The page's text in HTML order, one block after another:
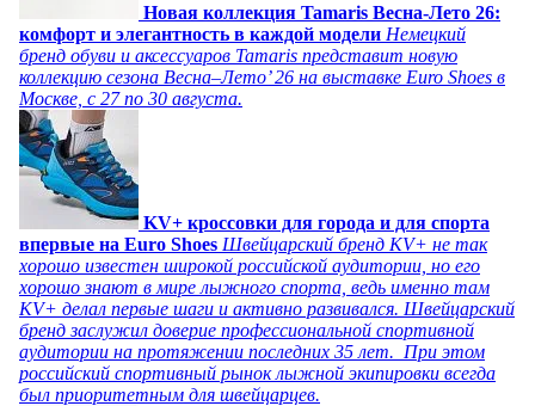
Новая коллекция Tamaris Весна-Лето 26:
комфорт и элегантность в каждой модели Немецкий
бренд обуви и аксессуаров Tamaris представит новую
коллекцию сезона Весна–Лето’ 26 на выставке Euro Shoes в
Москве, с 27 по 30 августа.
KV+ кроссовки для города и для спорта
впервые на Euro Shoes Швейцарский бренд KV+ не так
хорошо известен широкой российской аудитории, но его
хорошо знают в мире лыжного спорта, ведь именно там
KV+ делал первые шаги и активно развивался. Швейцарский
бренд заслужил доверие профессиональной спортивной
аудитории на протяжении последних 35 лет. При этом
российский спортивный рынок лыжной экипировки всегда
был приоритетным для швейцарцев.